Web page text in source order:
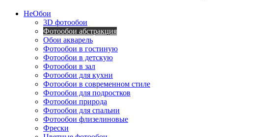
НеОбои
3D фотообои
Фотообои абстракция
Обои акварель
Фотообои в гостиную
Фотообои в детскую
Фотообои в зал
Фотообои для кухни
Фотообои в современном стиле
Фотообои для подростков
Фотообои природа
Фотообои для спальни
Фотообои флизелиновые
Фрески